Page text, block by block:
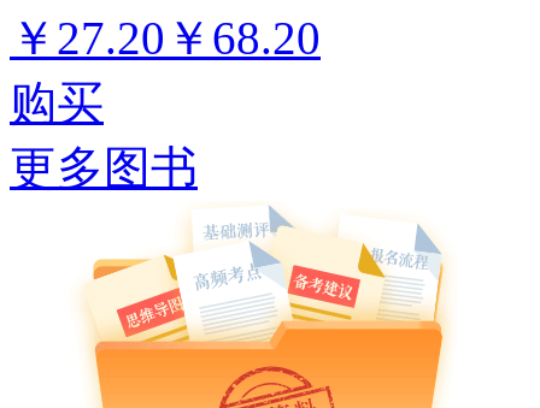
￥27.20 ￥68.20
购买
更多图书